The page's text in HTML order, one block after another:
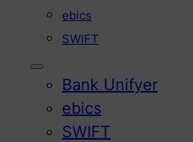
ebics
SWIFT
Bank Unifyer
ebics
SWIFT